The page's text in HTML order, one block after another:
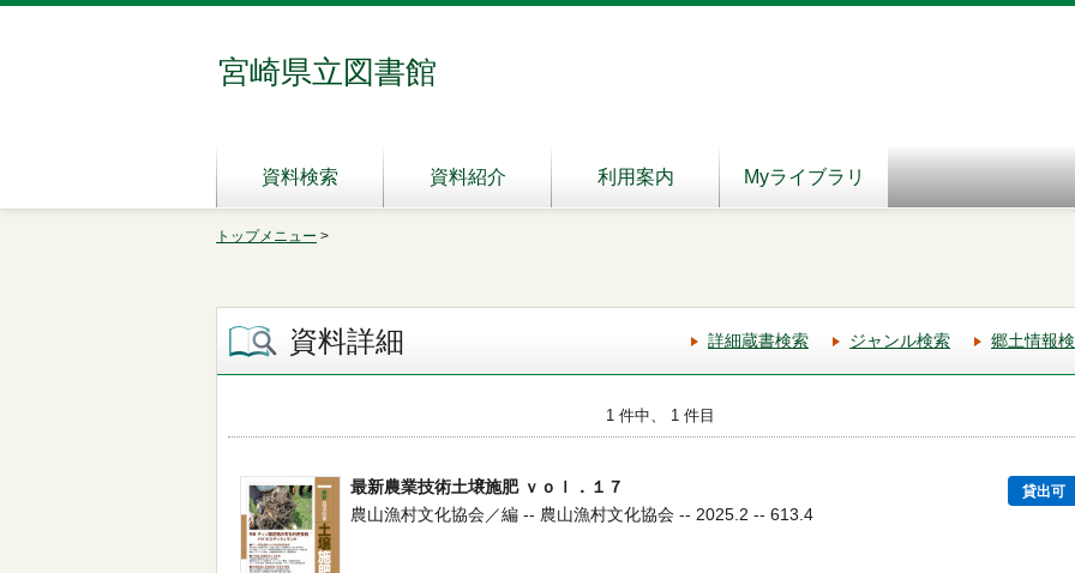
宮崎県立図書館
資料検索 資料紹介 利用案内 Myライブラリ
トップメニュー >
資料詳細 詳細蔵書検索 ジャンル検索 郷土情報
1 件中、 1 件目
最新農業技術土壌施肥 ｖｏｌ．１７ 貸出可
農山漁村文化協会／編 -- 農山漁村文化協会 -- 2025.2 -- 613.4